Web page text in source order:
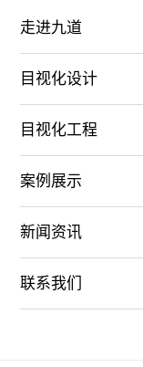
走进九道
目视化设计
目视化工程
案例展示
新闻资讯
联系我们